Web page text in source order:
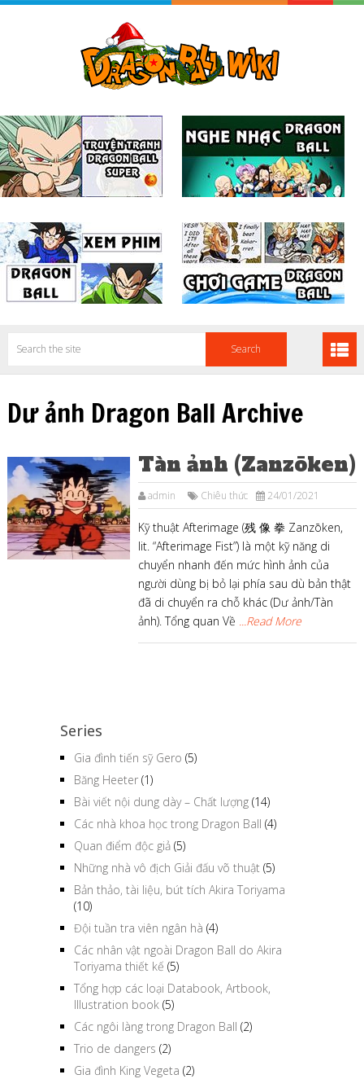
Dư ảnh Dragon Ball Archive
Tàn ảnh (Zanzōken)
admin Chiêu thức 24/01/2021
Kỹ thuật Afterimage (残 像 拳 Zanzōken,
lit. “Afterimage Fist”) là một kỹ năng di
chuyển nhanh đến mức hình ảnh của
người dùng bị bỏ lại phía sau dù bản thật
đã di chuyển ra chỗ khác (Dư ảnh/Tàn
ảnh). Tổng quan Về ...Read More
Series
Gia đình tiến sỹ Gero (5)
Băng Heeter (1)
Bài viết nội dung dày – Chất lượng (14)
Các nhà khoa học trong Dragon Ball (4)
Quan điểm độc giả (5)
Những nhà vô địch Giải đấu võ thuật (5)
Bản thảo, tài liệu, bút tích Akira Toriyama
(10)
Đội tuần tra viên ngân hà (4)
Các nhân vật ngoài Dragon Ball do Akira
Toriyama thiết kế (5)
Tổng hợp các loại Databook, Artbook,
Illustration book (5)
Các ngôi làng trong Dragon Ball (2)
Trio de dangers (2)
Gia đình King Vegeta (2)